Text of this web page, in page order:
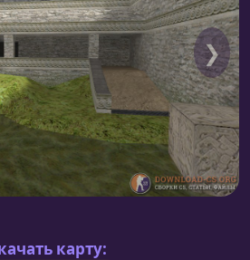
❯
карту: